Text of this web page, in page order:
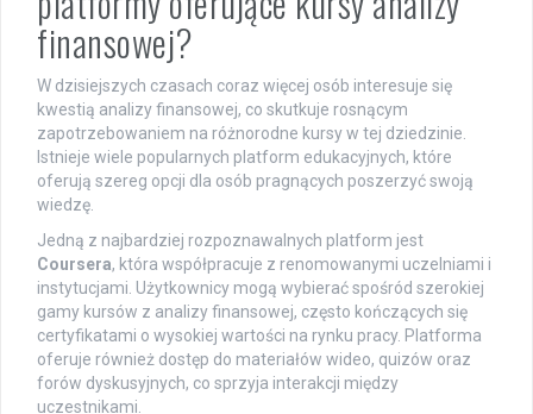
finansowej?
W dzisiejszych czasach coraz więcej osób interesuje się
kwestią analizy finansowej, co skutkuje rosnącym
zapotrzebowaniem na różnorodne kursy w tej dziedzinie.
Istnieje wiele popularnych platform edukacyjnych, które
oferują szereg opcji dla osób pragnących poszerzyć swoją
wiedzę.
Jedną z najbardziej rozpoznawalnych platform jest
Coursera, która współpracuje z renomowanymi uczelniami i
instytucjami. Użytkownicy mogą wybierać spośród szerokiej
gamy kursów z analizy finansowej, często kończących się
certyfikatami o wysokiej wartości na rynku pracy. Platforma
oferuje również dostęp do materiałów wideo, quizów oraz
forów dyskusyjnych, co sprzyja interakcji między
uczestnikami.